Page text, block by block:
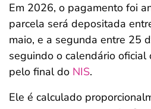
Em 2026, o pagamento foi
parcela será depositada
maio, e a segunda entre 25
seguindo o calendário
pelo final do NIS.
Ele é calculado